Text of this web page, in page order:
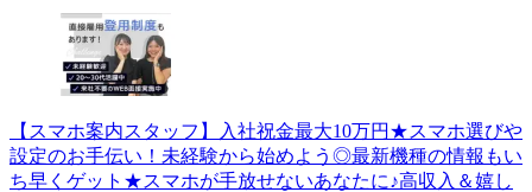
【スマホ案内スタッフ】入社祝金最大10万円★スマホ選びや
設定のお手伝い！未経験から始めよう◎最新機種の情報もい
ち早くゲット★スマホが手放せないあなたに♪高収入＆嬉し